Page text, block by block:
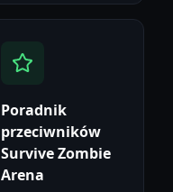
Poradnik
przeciwników
Survive Zombie
Arena